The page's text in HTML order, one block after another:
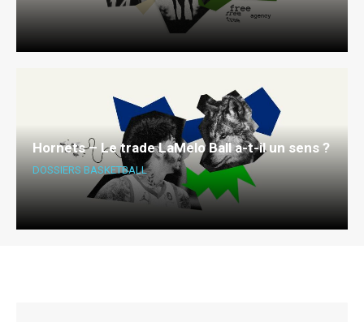
Hornets – Le trade LaMelo Ball a-t-il un sens ?
DOSSIERS BASKETBALL